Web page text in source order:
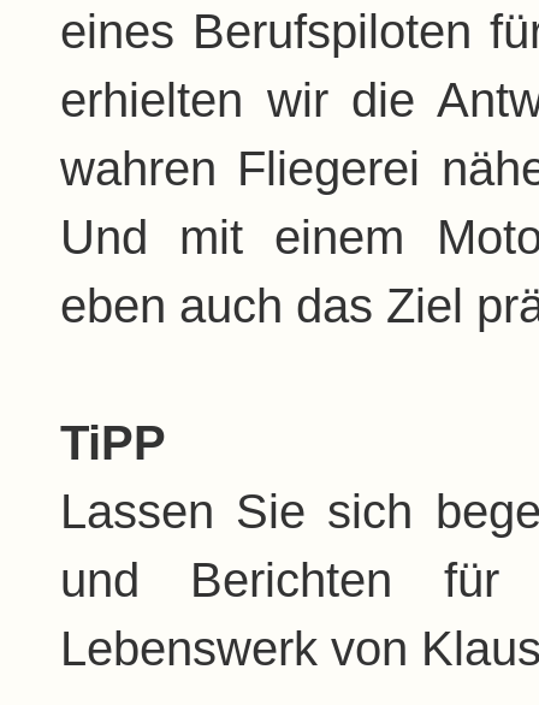
eines Berufspiloten
erhielten wir die
wahren Fliegerei
Und mit einem
eben auch das Ziel
TiPP
Lassen Sie sich
und Berichten
Lebenswerk von